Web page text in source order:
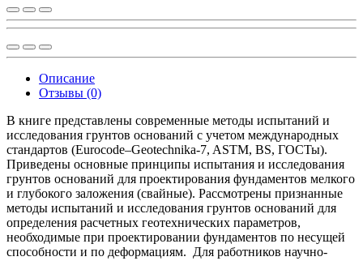
Описание
Отзывы (0)
В книге представлены современные методы испытаний и
исследования грунтов оснований с учетом международных
стандартов (Eurocode–Geotechnika-7, ASTM, BS, ГОСТы).
Приведены основные принципы испытания и исследования
грунтов оснований для проектирования фундаментов мелкого
и глубокого заложения (свайные). Рассмотрены признанные
методы испытаний и исследования грунтов оснований для
определения расчетных геотехнических параметров,
необходимые при проектировании фундаментов по несущей
способности и по деформациям. Для работников научно-